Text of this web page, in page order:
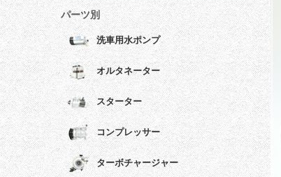
パーツ別
洗車用水ポンプ
オルタネーター
スターター
コンプレッサー
ターボチャージャー